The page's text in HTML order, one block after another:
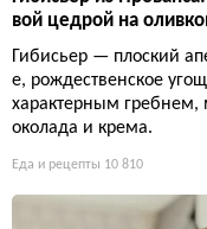
вой цедрой на
Гибисьер — плоский
е, рождественское
характерным
околада и крема.
Еда и рецепты 10 810